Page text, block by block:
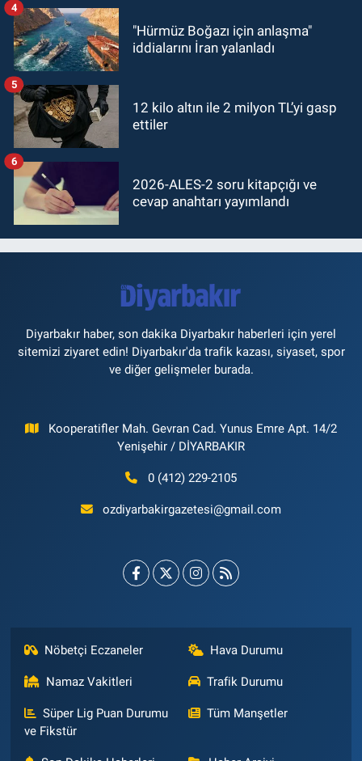
"Hürmüz Boğazı için anlaşma"
iddialarını İran yalanladı
4
12 kilo altın ile 2 milyon TL’yi gasp
ettiler
5
2026-ALES-2 soru kitapçığı ve
cevap anahtarı yayımlandı
6
Diyarbakır haber, son dakika Diyarbakır haberleri için yerel
sitemizi ziyaret edin! Diyarbakır'da trafik kazası, siyaset, spor
ve diğer gelişmeler burada.
Kooperatifler Mah. Gevran Cad. Yunus Emre Apt. 14/2
Yenişehir / DİYARBAKIR
0 (412) 229-2105
ozdiyarbakirgazetesi@gmail.com
Nöbetçi Eczaneler Hava Durumu
Namaz Vakitleri Trafik Durumu
Süper Lig Puan Durumu
ve Fikstür
Tüm Manşetler